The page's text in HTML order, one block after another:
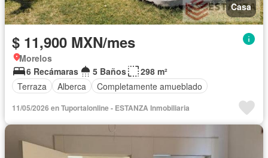
Casa
$ 11,900 MXN/mes
Morelos
6 Recámaras
5 Baños
298 m²
Terraza
Alberca Completamente amueblado
11/05/2026 en Tuportalonline - ESTANZA Inmobiliaria